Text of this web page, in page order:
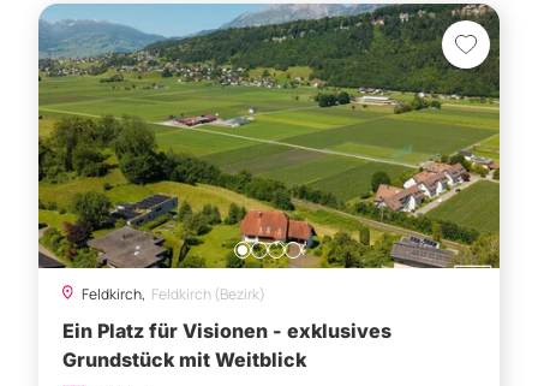
Feldkirch, Feldkirch (Bezirk)
Ein Platz für Visionen - exklusives
Grundstück mit Weitblick